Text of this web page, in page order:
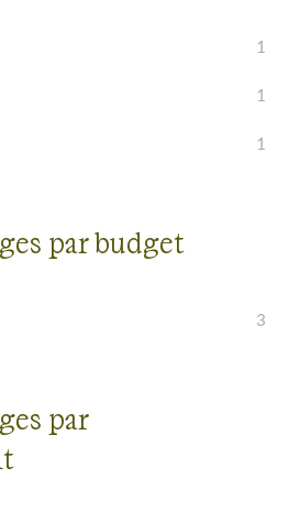
1
1
1
par budget
3
par